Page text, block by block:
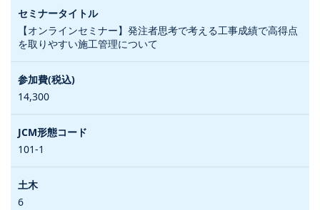
【オンラインセミナー】発注者思考で考える工事成績で高得点
を取りやすい施工管理について
14,300
101-1
6